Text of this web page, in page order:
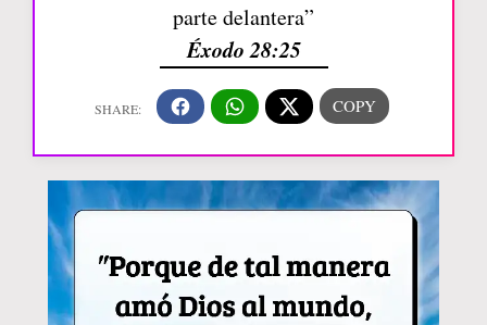
parte delantera”
Éxodo 28:25